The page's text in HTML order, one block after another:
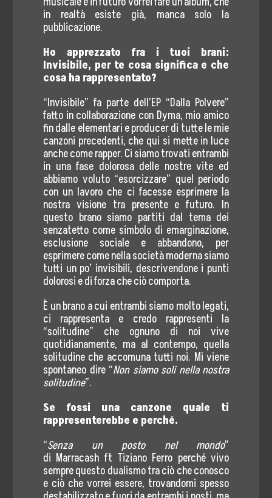
in realtà esiste già, manca solo la
pubblicazione.
Ho apprezzato fra i tuoi brani:
Invisibile, per te cosa significa e che
cosa ha rappresentato?
“Invisibile” fa parte dell’EP “Dalla Polvere”
fatto in collaborazione con Dyma, mio amico
fin dalle elementari e producer di tutte le mie
canzoni precedenti, che qui si mette in luce
anche come rapper. Ci siamo trovati entrambi
in una fase dolorosa delle nostre vite ed
abbiamo voluto “esorcizzare” quel periodo
con un lavoro che ci facesse esprimere la
nostra visione tra presente e futuro. In
questo brano siamo partiti dal tema dei
senzatetto come simbolo di emarginazione,
esclusione sociale e abbandono, per
esprimere come nella società moderna siamo
tutti un po’ invisibili, descrivendone i punti
dolorosi e di forza che ciò comporta.
È un brano a cui entrambi siamo molto legati,
ci rappresenta e credo rappresenti la
“solitudine” che ognuno di noi vive
quotidianamente, ma al contempo, quella
solitudine che accomuna tutti noi. Mi viene
spontaneo dire “Non siamo soli nella nostra
solitudine”.
Se fossi una canzone quale ti
rappresenterebbe e perché.
“Senza un posto nel mondo”
di Marracash ft Tiziano Ferro perché vivo
sempre questo dualismo tra ciò che conosco
e ciò che vorrei essere, trovandomi spesso